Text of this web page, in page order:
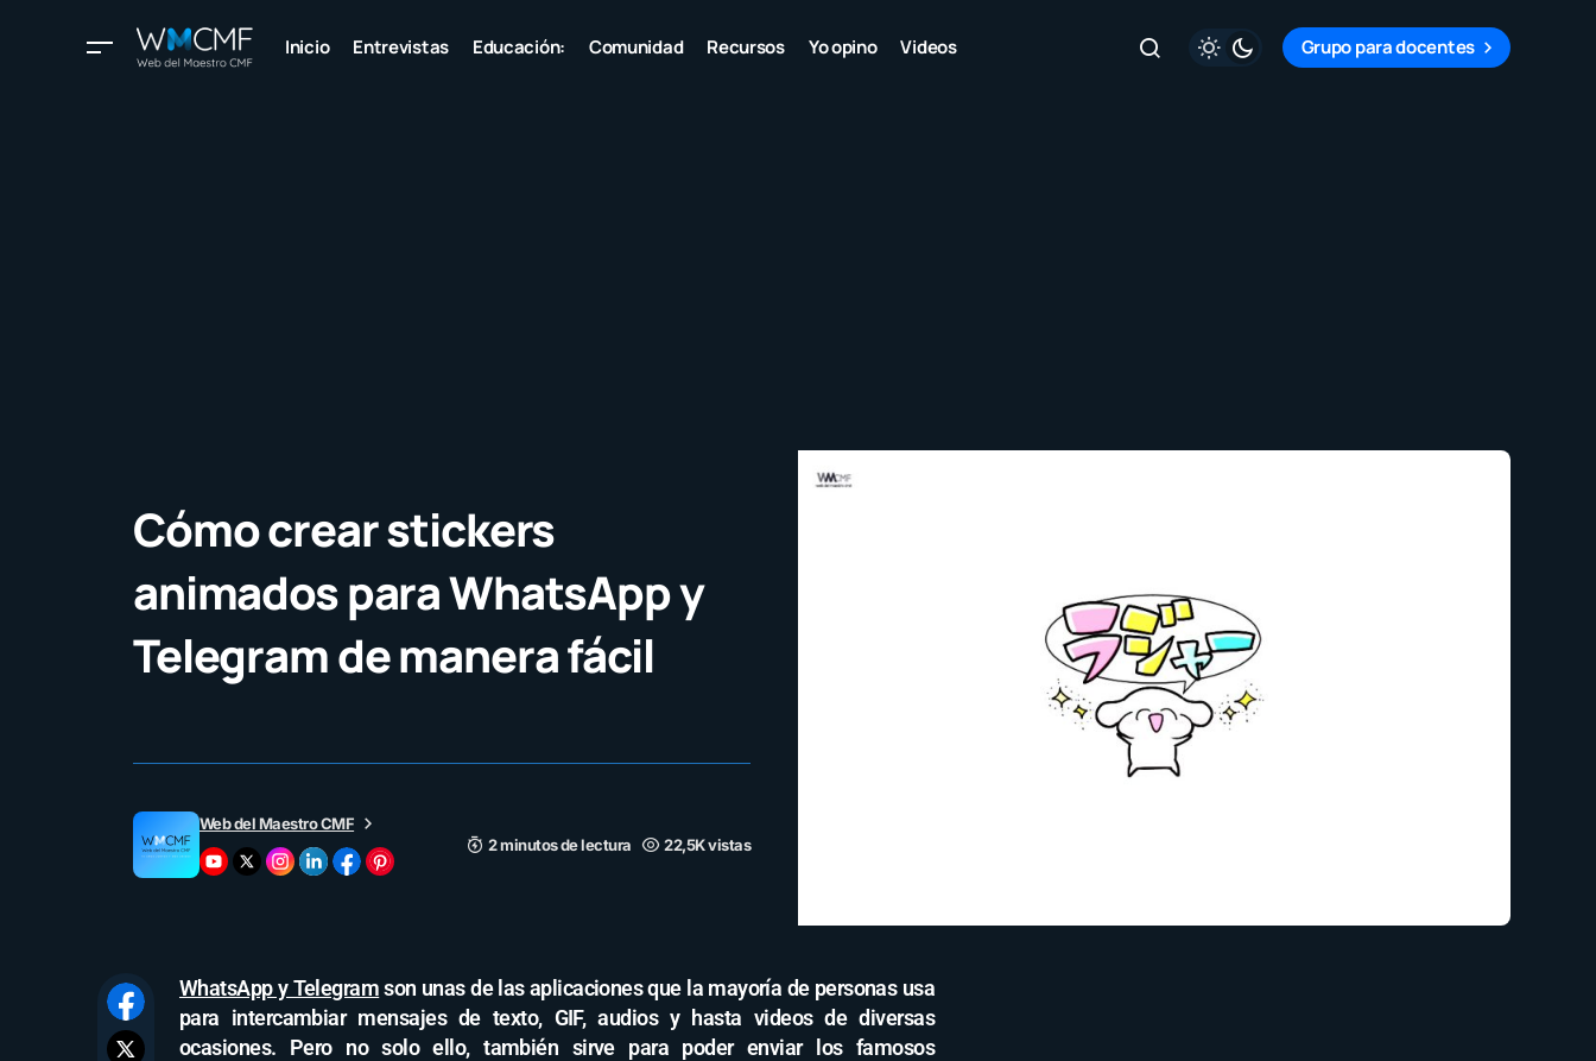
Inicio Entrevistas Educación: Comunidad Recursos Yo opino Videos Grupo para docentes
Cómo crear stickers
animados para WhatsApp y
Telegram de manera fácil
Web del Maestro CMF
2 minutos de lectura
22,5K vistas
WhatsApp y Telegramson unas de las aplicaciones que la mayoría de personas usa
para intercambiar mensajes de texto, GIF, audios y hasta videos de diversas
ocasiones. Pero no solo ello, también sirve para poder enviar los famosos